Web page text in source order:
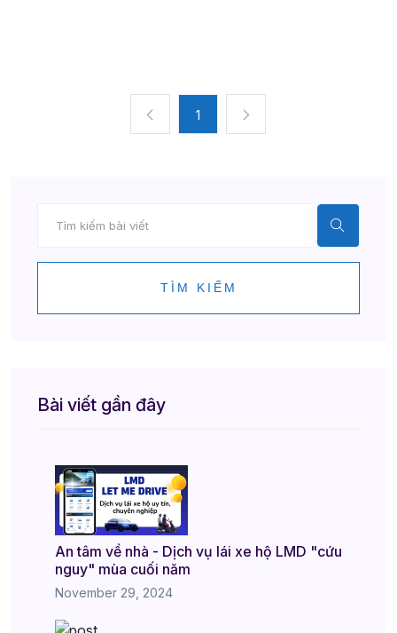
1
TÌM KIẾM
Bài viết gần đây
An tâm về nhà - Dịch vụ lái xe hộ LMD "cứu
nguy" mùa cuối năm
November 29, 2024